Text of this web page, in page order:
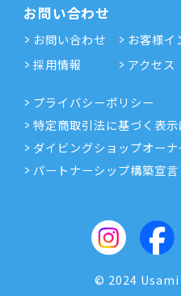
お問い合わせ
お問い合わせ お客様イ
採用情報
アクセス
プライバシーポリシー
特定商取引法に基づく表示
ダイビングショップオーナ
パートナーシップ構築宣言
© 2024